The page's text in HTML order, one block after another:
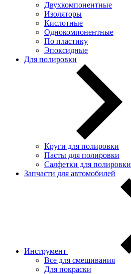
Двухкомпонентные
Изоляторы
Кислотные
Однокомпонентные
По пластику
Эпоксидные
Для полировки
Круги для полировки
Пасты для полировки
Салфетки для полировки
Запчасти для автомобилей
Инструмент
Все для смешивания
Для покраски